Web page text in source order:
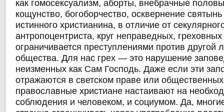
как гомосексуализм, аборты, внебрачные
кощунство, богоборчество, осквернение
истинного христианина, в отличие от
антропоцентриста, круг неправедных,
ограничивается преступлениями против другой
общества. Для нас грех — это нарушение
неизменных как Сам Господь. Даже если эти
отражаются в светском праве или
православные христиане настаивают на
соблюдения и человеком, и социумом. Да,